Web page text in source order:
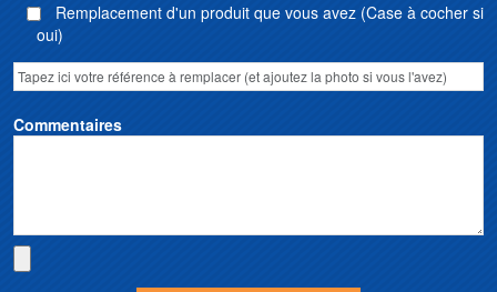
Remplacement d'un produit que vous avez (Case à cocher si
oui)
Commentaires